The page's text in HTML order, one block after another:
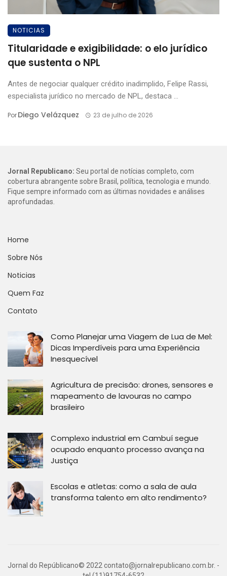
NOTICIAS
Titularidade e exigibilidade: o elo jurídico
que sustenta o NPL
Antes de negociar qualquer crédito inadimplido, Felipe Rassi,
especialista jurídico no mercado de NPL, destaca ...
PorDiego Velázquez 23 de julho de 2026
Jornal Republicano: Seu portal de notícias completo, com
cobertura abrangente sobre Brasil, política, tecnologia e mundo.
Fique sempre informado com as últimas novidades e análises
aprofundadas.
Home
Sobre Nós
Noticias
Quem Faz
Contato
Como Planejar uma Viagem de Lua de Mel:
Dicas Imperdíveis para uma Experiência
Inesquecível
Agricultura de precisão: drones, sensores e
mapeamento de lavouras no campo
brasileiro
Complexo industrial em Cambuí segue
ocupado enquanto processo avança na
Justiça
Escolas e atletas: como a sala de aula
transforma talento em alto rendimento?
Jornal do Repúblicano© 2022contato@jornalrepublicano.com.br. -